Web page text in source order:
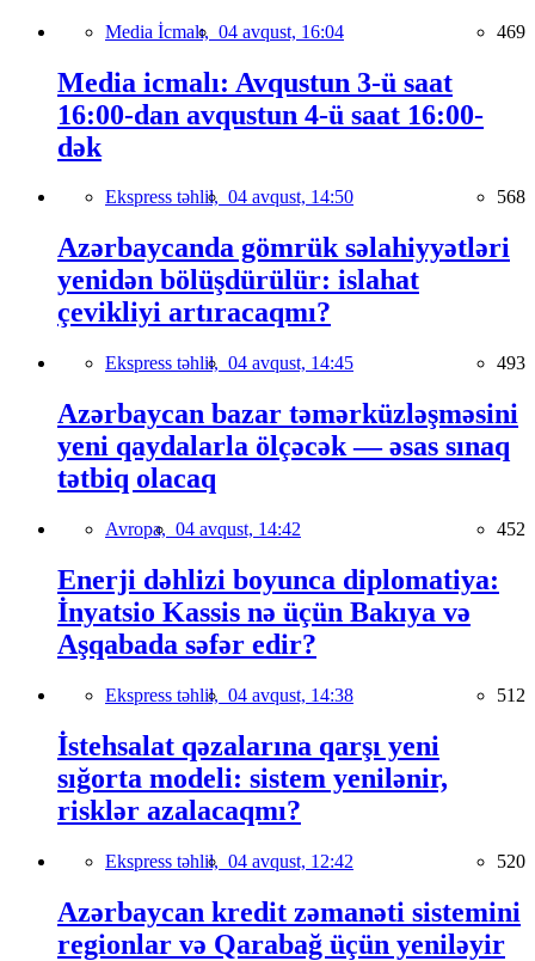
Media İcmalı, 04 avqust, 16:04 469
Media icmalı: Avqustun 3-ü saat
16:00-dan avqustun 4-ü saat 16:00-
dək
Ekspress təhlil, 04 avqust, 14:50 568
Azərbaycanda gömrük səlahiyyətləri
yenidən bölüşdürülür: islahat
çevikliyi artıracaqmı?
Ekspress təhlil, 04 avqust, 14:45 493
Azərbaycan bazar təmərküzləşməsini
yeni qaydalarla ölçəcək — əsas sınaq
tətbiq olacaq
Avropa, 04 avqust, 14:42 452
Enerji dəhlizi boyunca diplomatiya:
İnyatsio Kassis nə üçün Bakıya və
Aşqabada səfər edir?
Ekspress təhlil, 04 avqust, 14:38 512
İstehsalat qəzalarına qarşı yeni
sığorta modeli: sistem yenilənir,
risklər azalacaqmı?
Ekspress təhlil, 04 avqust, 12:42 520
Azərbaycan kredit zəmanəti sistemini
regionlar və Qarabağ üçün yeniləyir